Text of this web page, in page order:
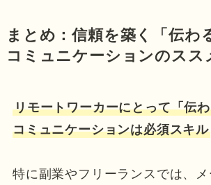
まとめ：信頼を築く「伝わ
コミュニケーションのスス
リモートワーカーにとって「伝
コミュニケーションは必須スキル
特に副業やフリーランスでは、